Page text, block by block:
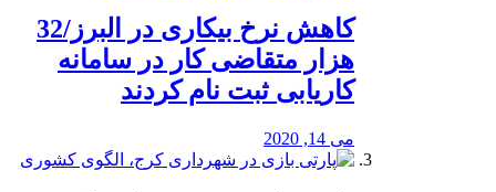
کاهش نرخ بیکاری در البرز/32
هزار متقاضی کار در سامانه
کاریابی ثبت نام کردند
می 14, 2020